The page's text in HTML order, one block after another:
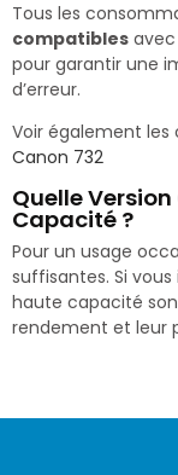
Tous les
compatibles avec
pour garantir une
d’erreur.
Voir également
Canon 732
Quelle
Capacité ?
Pour un usage
suffisantes. Si
haute capacité
rendement et leur